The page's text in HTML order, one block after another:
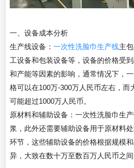
一、设备成本分析
生产线设备： 一次性洗脸巾生产线主
工设备和包装设备等，设备的价格受
和产能等因素的影响，通常情况下，
格可以在100万-300万人民币左右，而
可能超过1000万人民币。
原材料和辅助设备：一次性洗脸巾生
浆，此外还需要辅助设备用于原材料
环节，这些辅助设备的价格根据规模
异，大致在数十万至数百万人民币之间